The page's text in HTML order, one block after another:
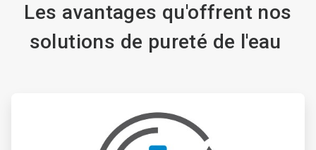
Les avantages qu'offrent nos
solutions de pureté de l'eau